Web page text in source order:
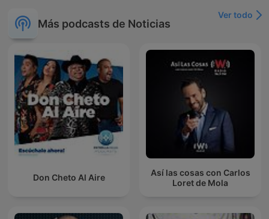
Más podcasts de Noticias
Ver todo
Don Cheto Al Aire
Así las cosas con Carlos
Loret de Mola